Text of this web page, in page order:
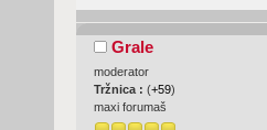
Grale
moderator
Tržnica : (+59)
maxi forumaš